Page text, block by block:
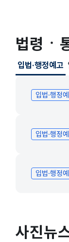
법령ㆍ
입법·행정예고
선택됨
입법·
입법·행정
입법·행정
입법·행정
사진뉴